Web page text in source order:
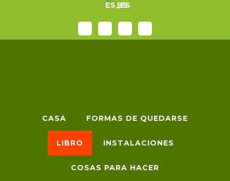
ES
CASA FORMAS DE QUEDARSE
LIBRO INSTALACIONES
COSAS PARA HACER